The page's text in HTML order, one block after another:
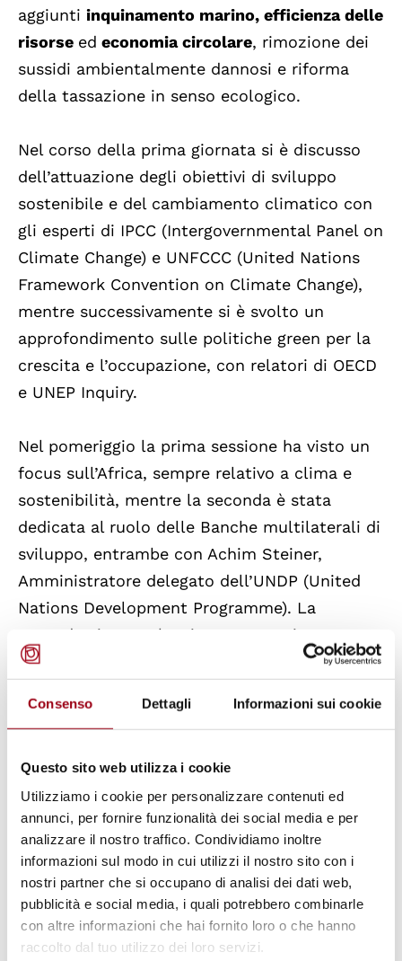
Consenso Dettagli Informazioni sui cookie
Questo sito web utilizza i cookie
Utilizziamo i cookie per personalizzare contenuti ed
annunci, per fornire funzionalità dei social media e per
analizzare il nostro traffico. Condividiamo inoltre
informazioni sul modo in cui utilizzi il nostro sito con i
nostri partner che si occupano di analisi dei dati web,
pubblicità e social media, i quali potrebbero combinarle
con altre informazioni che hai fornito loro o che hanno
raccolto dal tuo utilizzo dei loro servizi.
aggiunti inquinamento marino, efficienza delle
risorse ed economia circolare, rimozione dei
sussidi ambientalmente dannosi e riforma
della tassazione in senso ecologico.
Nel corso della prima giornata si è discusso
dell’attuazione degli obiettivi di sviluppo
sostenibile e del cambiamento climatico con
gli esperti di IPCC (Intergovernmental Panel on
Climate Change) e UNFCCC (United Nations
Framework Convention on Climate Change),
mentre successivamente si è svolto un
approfondimento sulle politiche green per la
crescita e l’occupazione, con relatori di OECD
e UNEP Inquiry.
Nel pomeriggio la prima sessione ha visto un
focus sull’Africa, sempre relativo a clima e
sostenibilità, mentre la seconda è stata
dedicata al ruolo delle Banche multilaterali di
sviluppo, entrambe con Achim Steiner,
Amministratore delegato dell’UNDP (United
Nations Development Programme). La
seconda giornata ha visto una sessione
dedicata all’efficienza delle risorse, le tre “R”
circolare, con relatori di OECD e IRP
presidente Janez Potočnik). Si è parlato di
Marine Litter, i rifiuti marini, con la
partecipazione del segretario dell’UNEP Erik
Solheim.
I lavori si sono conclusi con l’adozione
all'unanimità della dichiarazione conclusiva